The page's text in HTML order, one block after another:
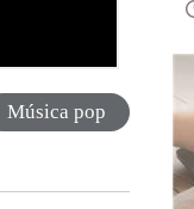
Música pop